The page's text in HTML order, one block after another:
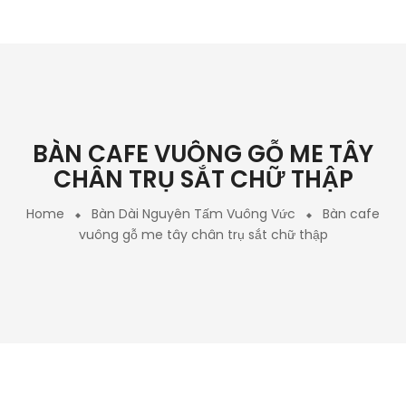
BÀN CAFE VUÔNG GỖ ME TÂY
CHÂN TRỤ SẮT CHỮ THẬP
Home Bàn Dài Nguyên Tấm Vuông Vức
Bàn cafe
vuông gỗ me tây chân trụ sắt chữ thập